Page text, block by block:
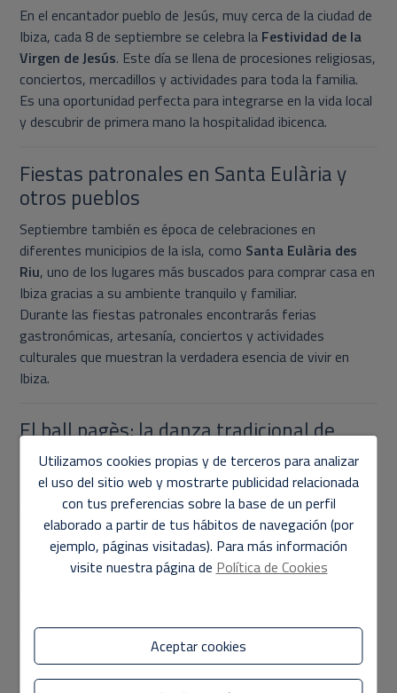
En el encantador pueblo de Jesús, muy cerca de la ciudad de
Ibiza, cada 8 de septiembre se celebra la Festividad de la
Virgen de Jesús. Este día se llena de procesiones religiosas,
conciertos, mercadillos y actividades para toda la familia.
Es una oportunidad perfecta para integrarse en la vida local
y descubrir de primera mano la hospitalidad ibicenca.
Fiestas patronales en Santa Eulària y
otros pueblos
Septiembre también es época de celebraciones en
diferentes municipios de la isla, como Santa Eulària des
Riu, uno de los lugares más buscados para comprar casa en
Ibiza gracias a su ambiente tranquilo y familiar.
Durante las fiestas patronales encontrarás ferias
gastronómicas, artesanía, conciertos y actividades
culturales que muestran la verdadera esencia de vivir en
Ibiza.
El ball pagès: la danza tradicional de
Ibiza
Si hay una tradición que define a la isla, es elball pagès, una
danza declarada Patrimonio Cultural Inmaterial. Con trajes
típicos, música en vivo y un ambiente festivo, este baile
forma parte de la mayoría de celebraciones de septiembre.
Para quienes se mudan a Ibiza, conocer estas tradiciones
Vivir en Ibiza: mucho más que tener una
casa
Utilizamos cookies propias y de terceros para analizar
el uso del sitio web y mostrarte publicidad relacionada
con tus preferencias sobre la base de un perfil
elaborado a partir de tus hábitos de navegación (por
ejemplo, páginas visitadas). Para más información
visite nuestra página de Política de Cookies
Aceptar cookies